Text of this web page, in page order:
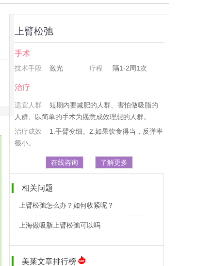
上臂松弛
手术
技术手段 激光 疗程 隔1-2周1次
治疗
适宜人群
短期内要减肥的人群、害怕做吸脂的
人群、以简单的手术为愿意成效理想的人群。
治疗成效
1.手臂变细。2.如果饮食得当，反弹率
很小。
在线咨询 了解更多
相关问题
上臂松弛怎么办？如何收紧呢？
上海做吸脂上臂松弛可以吗
美莱文章排行榜